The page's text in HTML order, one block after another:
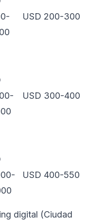
USD 200-300
USD 300-400
USD 400-550
digital (Ciudad